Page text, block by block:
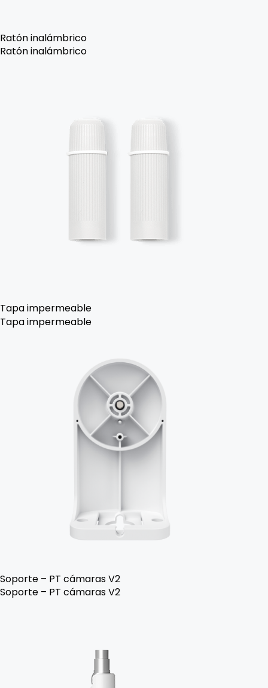
Ratón inalámbrico
Ratón inalámbrico
Tapa impermeable
Tapa impermeable
Soporte – PT cámaras V2
Soporte – PT cámaras V2